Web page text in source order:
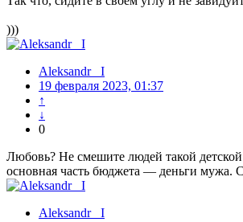
)))
Aleksandr_ I
19 февраля 2023, 01:37
↑
↓
0
Любовь? Не смешите людей такой детской
основная часть бюджета — деньги мужа.
Aleksandr_ I